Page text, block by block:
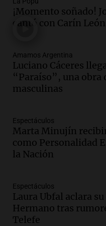
Audio. Chile
conectividad
Episodios
Audio.Del
qué crece el
proteínas
Episodios
Audio.
la cooperativa
María
Audio.La
cayó 4,1% en
aumento del
¡Momento soñado!
cantó con Carín
Amamos Argentina
Luciano Cáceres
“Paraíso”, una obra
masculinas
Espectáculos
Marta Minujín
como Personalidad
la Nación
Espectáculos
Laura Ubfal aclara
Hermano tras
Telefe